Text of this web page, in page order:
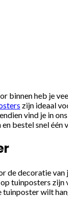
heb je
zijn ideaal
vind je in
bestel snel één
de decoratie
tuinposters
wilt